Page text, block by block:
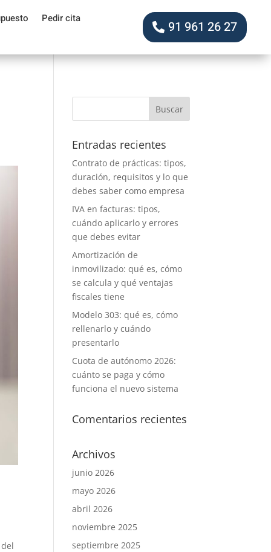
Pedir cita 91 961 26 27
Entradas recientes
Contrato de prácticas: tipos,
duración, requisitos y lo que
debes saber como empresa
IVA en facturas: tipos,
cuándo aplicarlo y errores
que debes evitar
Amortización de
inmovilizado: qué es, cómo
se calcula y qué ventajas
fiscales tiene
Modelo 303: qué es, cómo
rellenarlo y cuándo
presentarlo
Cuota de autónomo 2026:
cuánto se paga y cómo
funciona el nuevo sistema
Comentarios recientes
Archivos
junio 2026
mayo 2026
abril 2026
noviembre 2025
septiembre 2025